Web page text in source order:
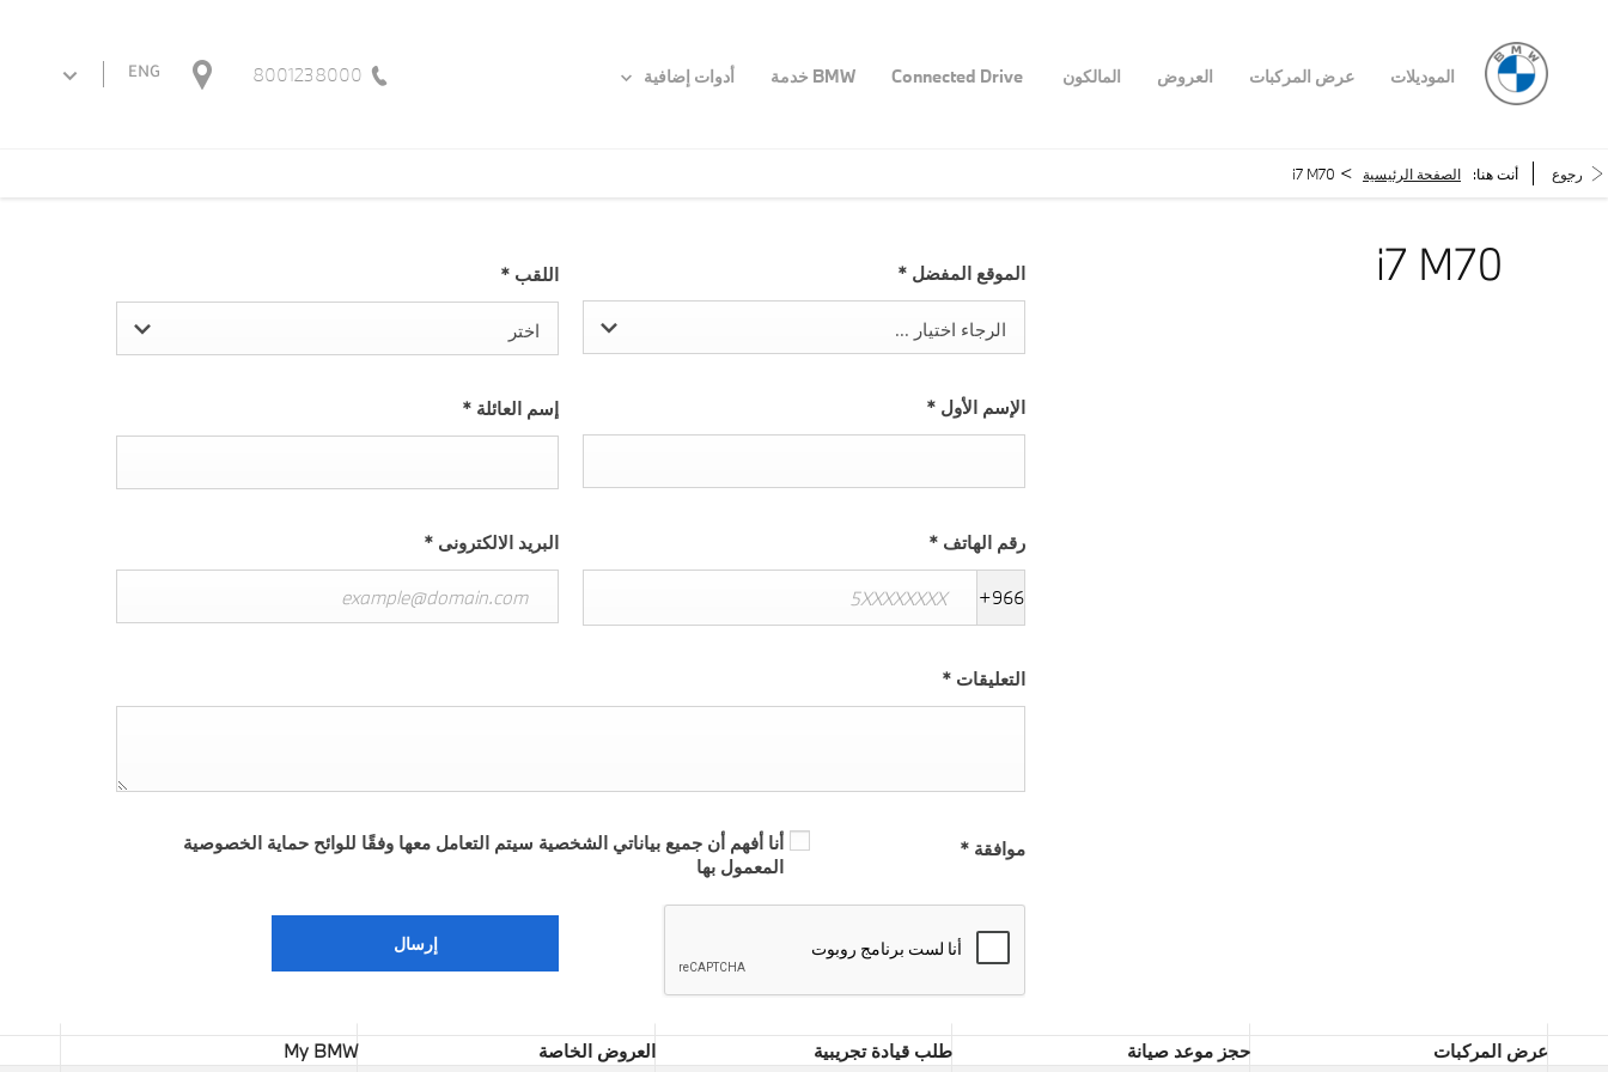
الموديلات عرض المركبات العروض المالكون Connected Drive BMW خدمة أدوات إضافية 8001238000
ENG
رجوع أنت هنا: الصفحة الرئيسية >
i7 M70
i7 M70 الموقع المفضل *
الرجاء اختيار ...
اللقب *
اختر
الإسم الأول * إسم العائلة *
رقم الهاتف *
+966
البريد الالكترونى *
التعليقات *
موافقة *
أنا أفهم أن جميع بياناتي الشخصية سيتم التعامل معها وفقًا للوائح حماية الخصوصية
المعمول بها
إرسال
عرض المركبات حجز موعد صيانة طلب قيادة تجريبية العروض الخاصة My BMW